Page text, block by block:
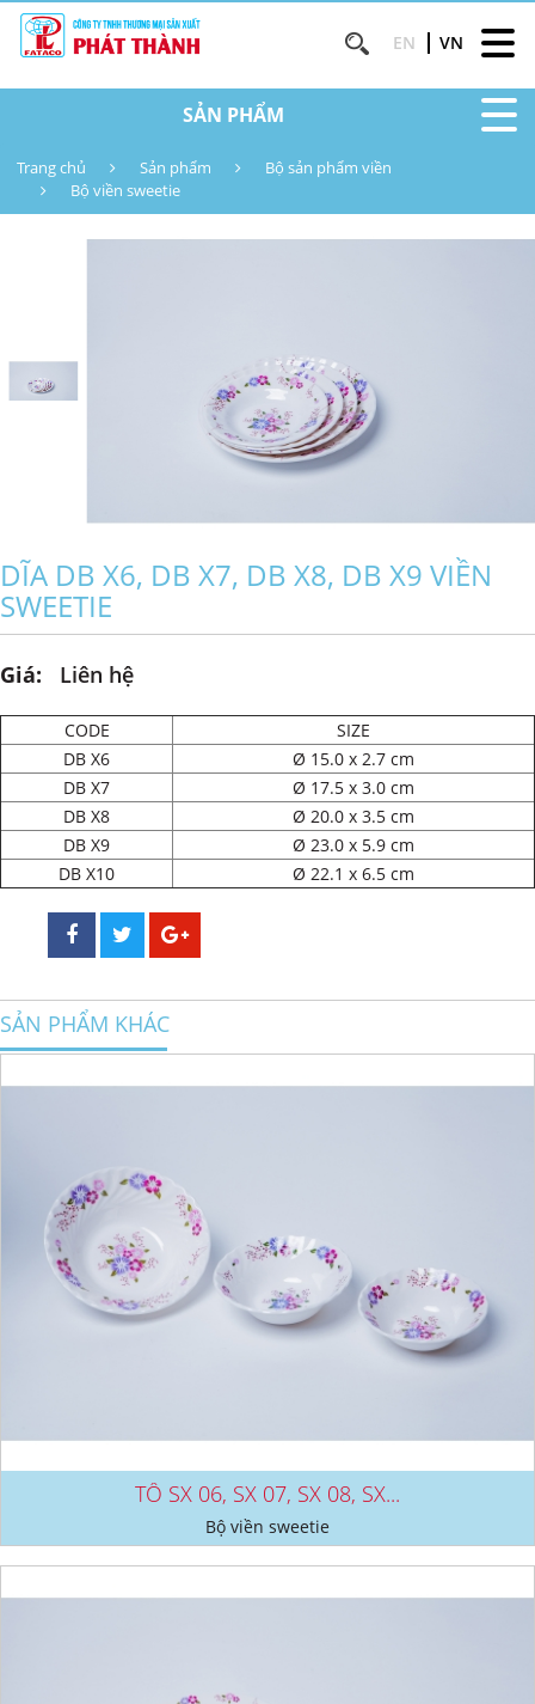
EN VN
SẢN PHẨM
Trang chủ Sản phẩm
Bộ sản phẩm viền
Bộ viền sweetie
DĨA DB X6, DB X7, DB X8, DB X9 VIỀN
SWEETIE
Giá: Liên hệ
CODE
SIZE
DB X6
Ø 15.0 x 2.7 cm
DB X7
Ø 17.5 x 3.0 cm
DB X8
Ø 20.0 x 3.5 cm
DB X9
Ø 23.0 x 5.9 cm
DB X10
Ø 22.1 x 6.5 cm
SẢN PHẨM KHÁC
TÔ SX 06, SX 07, SX 08, SX...
Bộ viền sweetie